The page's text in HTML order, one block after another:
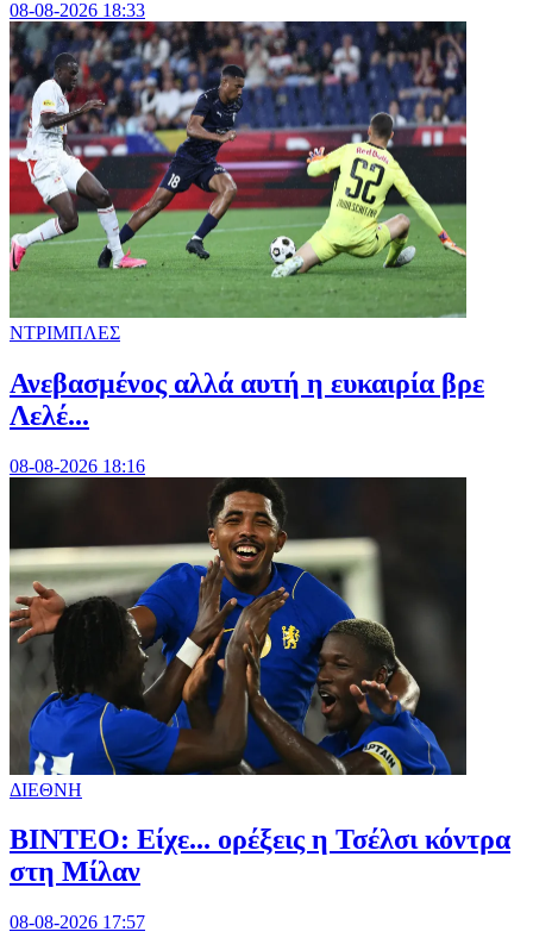
08-08-2026 18:33
ΝΤΡΙΜΠΛΕΣ
Ανεβασμένος αλλά αυτή η ευκαιρία βρε
Λελέ...
08-08-2026 18:16
ΔΙΕΘΝΗ
BINTEO: Είχε... ορέξεις η Τσέλσι κόντρα
στη Μίλαν
08-08-2026 17:57